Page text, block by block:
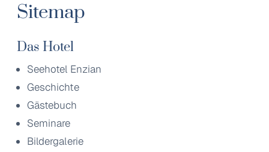
Sitemap
Das Hotel
Seehotel Enzian
Geschichte
Gästebuch
Seminare
Bildergalerie